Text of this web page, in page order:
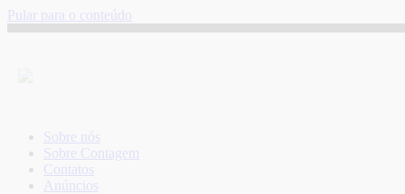
Pular para o conteúdo
Sobre nós
Sobre Contagem
Contatos
Anúncios